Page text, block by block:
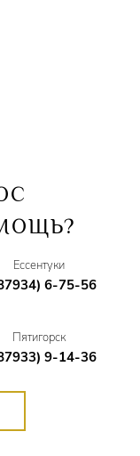
Ессентуки
6-75-56
Пятигорск
9-14-36